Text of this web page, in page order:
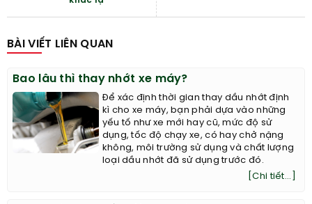
BÀI VIẾT LIÊN QUAN
Bao lâu thì thay nhớt xe máy?
Để xác định thời gian thay dầu nhớt định
kì cho xe máy, bạn phải dựa vào những
yếu tố như xe mới hay cũ, mức độ sử
dụng, tốc độ chạy xe, có hay chở nặng
không, môi trường sử dụng và chất lượng
loại dầu nhớt đã sử dụng trước đó.
[Chi tiết...]